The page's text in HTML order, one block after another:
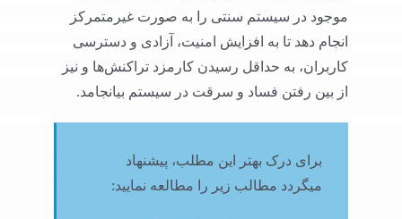
موجود در سیستم سنتی را به صورت غیرمتمرکز
انجام دهد تا به افزایش امنیت، آزادی و دسترسی
کاربران، به حداقل رسیدن کارمزد تراکنش‌ها و نیز
از بین رفتن فساد و سرقت در سیستم بیانجامد.
برای درک بهتر این مطلب، پیشنهاد
میگردد مطالب زیر را مطالعه نمایید: